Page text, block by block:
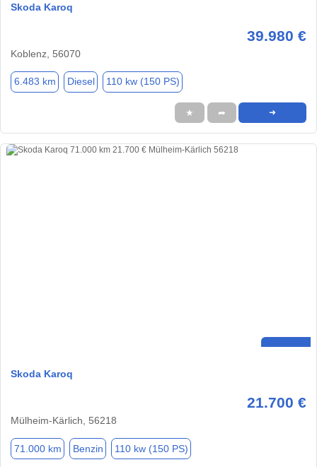
Skoda Karoq
39.980 €
Koblenz, 56070
6.483 km Diesel 110 kw (150 PS)
★ ➦ ➜
Skoda Karoq
21.700 €
Mülheim-Kärlich, 56218
71.000 km Benzin 110 kw (150 PS)